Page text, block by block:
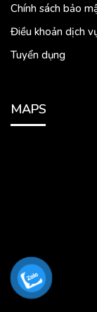
Chính sách bảo
Điều khoản dịch
Tuyển dụng
MAPS